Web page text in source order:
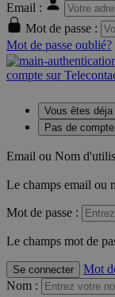
Email :
Mot de passe :
Mot de passe oublié?
compte sur
Vous êtes
Pas de
Email ou Nom
Le champs email ou
Mot de passe :
Le champs mot de
Se connecter
Mot
Nom :